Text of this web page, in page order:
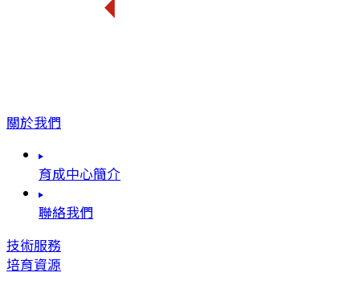
關於我們
育成中心簡介
聯絡我們
技術服務
培育資源